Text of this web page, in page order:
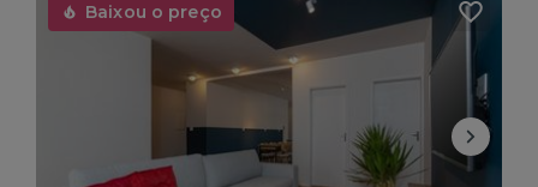
Baixou o preço